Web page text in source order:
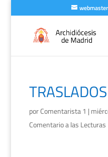
porComentarista 1 |
Comentario a las Lecturas